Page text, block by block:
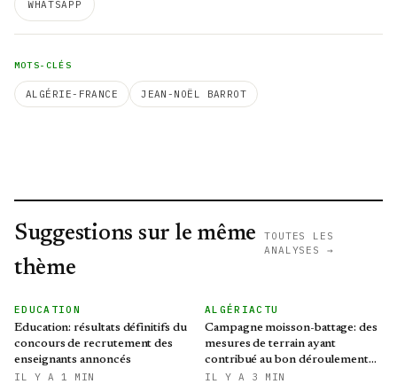
WHATSAPP
MOTS-CLÉS
ALGÉRIE-FRANCE JEAN-NOËL BARROT
Suggestions sur le même
thème
TOUTES LES
ANALYSES →
EDUCATION
Education: résultats définitifs du
concours de recrutement des
enseignants annoncés
IL Y A 1 MIN
ALGÉRIACTU
Campagne moisson-battage: des
mesures de terrain ayant
contribué au bon déroulement
de l'opération
IL Y A 3 MIN